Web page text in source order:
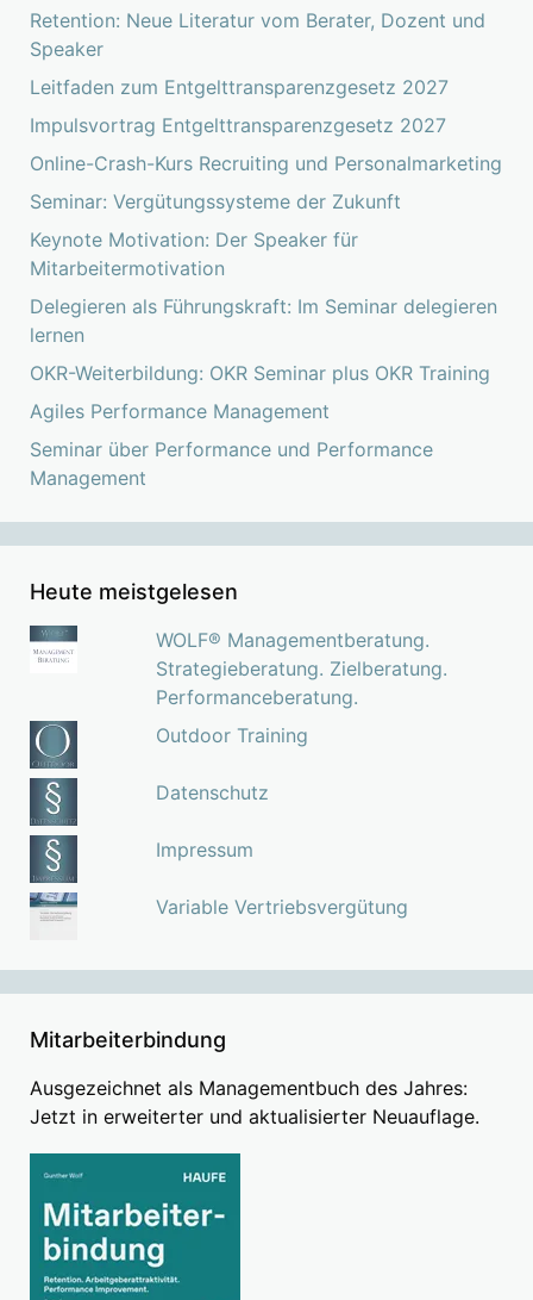
Retention: Neue Literatur vom Berater, Dozent und
Speaker
Leitfaden zum Entgelttransparenzgesetz 2027
Impulsvortrag Entgelttransparenzgesetz 2027
Online-Crash-Kurs Recruiting und Personalmarketing
Seminar: Vergütungssysteme der Zukunft
Keynote Motivation: Der Speaker für
Mitarbeitermotivation
Delegieren als Führungskraft: Im Seminar delegieren
lernen
OKR-Weiterbildung: OKR Seminar plus OKR Training
Agiles Performance Management
Seminar über Performance und Performance
Management
Heute meistgelesen
WOLF® Managementberatung.
Strategieberatung. Zielberatung.
Performanceberatung.
Outdoor Training
Datenschutz
Impressum
Variable Vertriebsvergütung
Mitarbeiterbindung
Ausgezeichnet als Managementbuch des Jahres:
Jetzt in erweiterter und aktualisierter Neuauflage.